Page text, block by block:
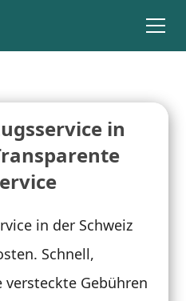
in
in der Schweiz
Schnell,
Gebühren